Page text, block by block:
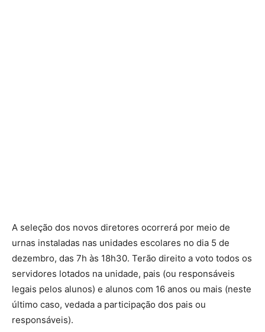
A seleção dos novos diretores ocorrerá por meio de
urnas instaladas nas unidades escolares no dia 5 de
dezembro, das 7h às 18h30. Terão direito a voto todos os
servidores lotados na unidade, pais (ou responsáveis
legais pelos alunos) e alunos com 16 anos ou mais (neste
último caso, vedada a participação dos pais ou
responsáveis).